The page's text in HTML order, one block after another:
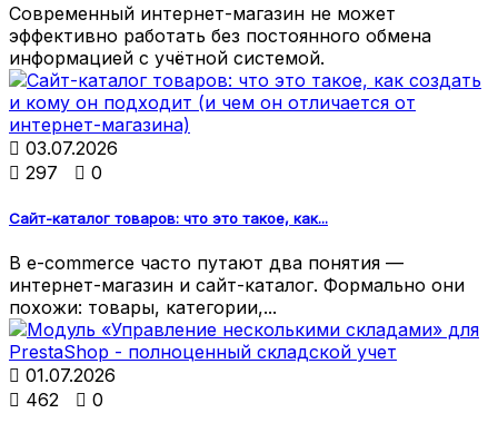
Современный интернет-магазин не может
эффективно работать без постоянного обмена
информацией с учётной системой.
 03.07.2026
 297  0
Сайт-каталог товаров: что это такое, как...
В e-commerce часто путают два понятия —
интернет-магазин и сайт-каталог. Формально они
похожи: товары, категории,...
 01.07.2026
 462  0